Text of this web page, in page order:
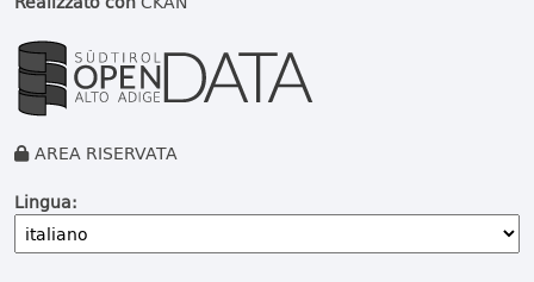
AREA RISERVATA
Lingua